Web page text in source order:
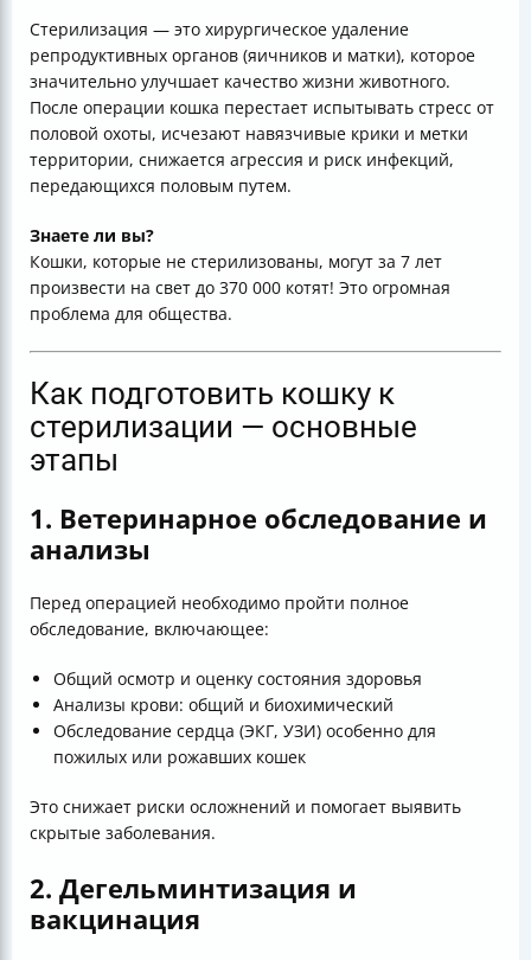
Стерилизация — это хирургическое удаление
репродуктивных органов (яичников и матки), которое
значительно улучшает качество жизни животного.
После операции кошка перестает испытывать стресс от
половой охоты, исчезают навязчивые крики и метки
территории, снижается агрессия и риск инфекций,
передающихся половым путем.
Знаете ли вы?
Кошки, которые не стерилизованы, могут за 7 лет
произвести на свет до 370 000 котят! Это огромная
проблема для общества.
Как подготовить кошку к
стерилизации — основные
этапы
1. Ветеринарное обследование и
анализы
Перед операцией необходимо пройти полное
обследование, включающее:
Общий осмотр и оценку состояния здоровья
Анализы крови: общий и биохимический
Обследование сердца (ЭКГ, УЗИ) особенно для
пожилых или рожавших кошек
Это снижает риски осложнений и помогает выявить
скрытые заболевания.
2. Дегельминтизация и
вакцинация